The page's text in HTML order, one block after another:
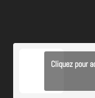
Cliquez pour